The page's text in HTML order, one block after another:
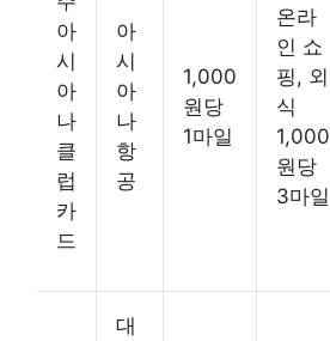
아
시
아
나
클
럽
카
드
아
시
아
나
항
공
1,000
원당
1마일
온라
인 쇼
핑, 외
식
1,000
원당
3마일
대